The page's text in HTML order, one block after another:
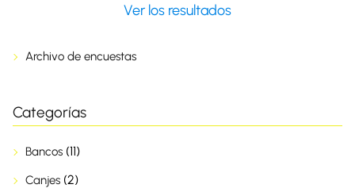
Ver los resultados
Archivo de encuestas
Categorías
Bancos (11)
Canjes (2)